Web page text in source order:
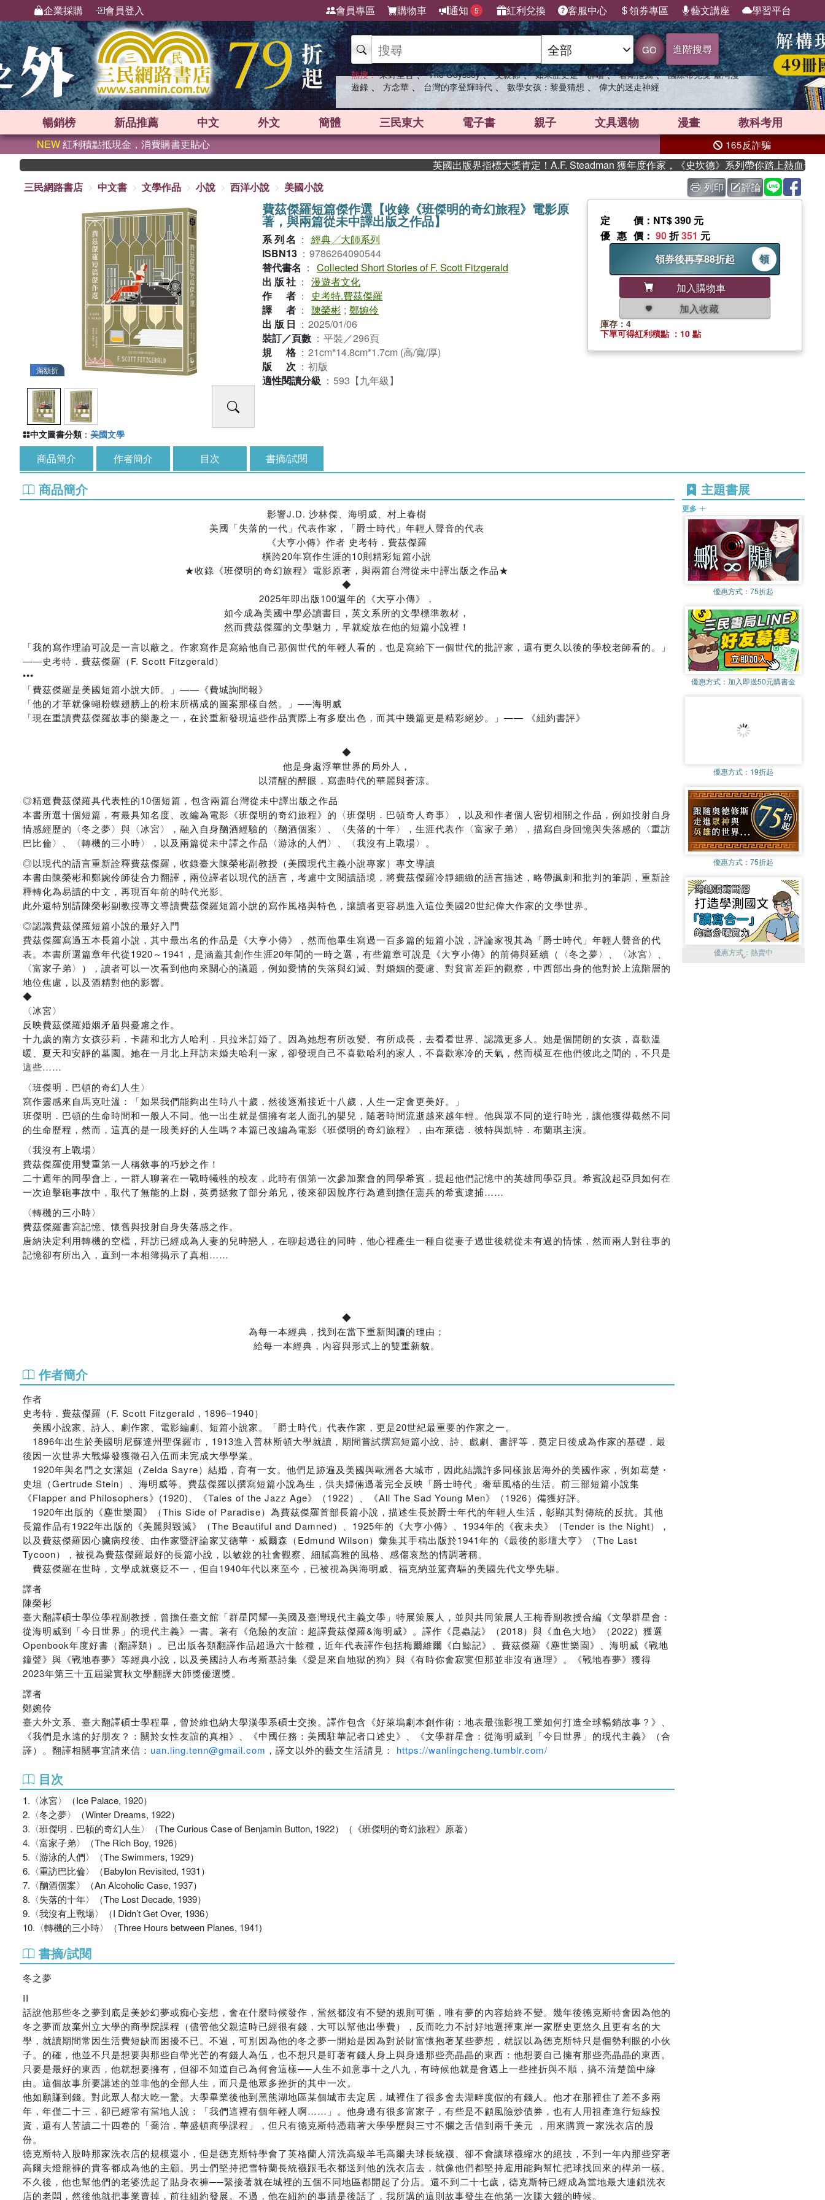
企業採購 會員登入 會員專區 購物車 通知 5 紅利兌換 客服中心 領券專區 藝文講座 學習平台
GO 進階搜尋
熱搜： 東野圭吾 、 The Odyssey 、 父親節 、 如果歷史是一群喵 、 暑期推薦 、 國際布克獎 臺灣漫
遊錄 、 方念華 、 台灣的李登輝時代 、 數學女孩：黎曼猜想 、 偉大的迷走神經
暢銷榜 新品推薦 中文 外文 簡體 三民東大 電子書 親子 文具選物 漫畫 教科考用
NEW紅利積點抵現金，消費購書更貼心 165反詐騙
英國出版界指標大獎肯定！A.F. Steadman 獲年度作家，《史坎德》系列帶你踏上熱血奇幻旅程
三民網路書店
中文書 文學作品 小說 西洋小說 美國小說 列印 評論
滿額折
費茲傑羅短篇傑作選【收錄《班傑明的奇幻旅程》電影原
著，與兩篇從未中譯出版之作品】
系列名 ： 經典╱大師系列
ISBN13 ： 9786264090544
替代書名 ： Collected Short Stories of F. Scott Fitzgerald
出版社 ： 漫遊者文化
作者 ：
史考特.費茲傑羅
譯者 ： 陳榮彬 ; 鄭婉伶
出版日 ： 2025/01/06
裝訂／頁數 ： 平裝／296頁
規格 ： 21cm*14.8cm*1.7cm (高/寬/厚)
版次 ： 初版
適性閱讀分級 ： 593【九年級】
定價 ：NT$ 390 元
優惠價 ： 90折351 元
領券後再享88折起
領
加入購物車
加入收藏
庫存：4
下單可得紅利積點 ：10 點
中文圖書分類 ： 美國文學
商品簡介 作者簡介 目次 書摘/試閱
商品簡介
影響J.D. 沙林傑、海明威、村上春樹
美國「失落的一代」代表作家，「爵士時代」年輕人聲音的代表
《大亨小傳》作者 史考特．費茲傑羅
橫跨20年寫作生涯的10則精彩短篇小說
★收錄《班傑明的奇幻旅程》電影原著，與兩篇台灣從未中譯出版之作品★
◆
2025年即出版100週年的《大亨小傳》，
如今成為美國中學必讀書目，英文系所的文學標準教材，
然而費茲傑羅的文學魅力，早就綻放在他的短篇小說裡！
「我的寫作理論可說是一言以蔽之。作家寫作是寫給他自己那個世代的年輕人看的，也是寫給下一個世代的批評家，還有更久以後的學校老師看的。」
——史考特．費茲傑羅（F. Scott Fitzgerald）
•••
「費茲傑羅是美國短篇小說大師。」——《費城詢問報》
「他的才華就像蝴粉蝶翅膀上的粉末所構成的圖案那樣自然。」──海明威
「現在重讀費茲傑羅故事的樂趣之一，在於重新發現這些作品實際上有多麼出色，而其中幾篇更是精彩絕妙。」—— 《紐約書評》
◆
他是身處浮華世界的局外人，
以清醒的醉眼，寫盡時代的華麗與蒼涼。
◎精選費茲傑羅具代表性的10個短篇，包含兩篇台灣從未中譯出版之作品
本書所選十個短篇，有最具知名度、改編為電影《班傑明的奇幻旅程》的〈班傑明．巴頓奇人奇事〉，以及和作者個人密切相關之作品，例如投射自身
情感經歷的〈冬之夢〉與〈冰宮〉，融入自身酗酒經驗的〈酗酒個案〉、〈失落的十年〉，生涯代表作〈富家子弟〉，描寫自身回憶與失落感的〈重訪
巴比倫〉、〈轉機的三小時〉，以及兩篇從未中譯之作品〈游泳的人們〉、〈我沒有上戰場〉。
◎以現代的語言重新詮釋費茲傑羅，收錄臺大陳榮彬副教授（美國現代主義小說專家）專文導讀
本書由陳榮彬和鄭婉伶師徒合力翻譯，兩位譯者以現代的語言，考慮中文閱讀語境，將費茲傑羅冷靜細緻的語言描述，略帶諷刺和批判的筆調，重新詮
釋轉化為易讀的中文，再現百年前的時代光影。
此外還特別請陳榮彬副教授專文導讀費茲傑羅短篇小說的寫作風格與特色，讓讀者更容易進入這位美國20世紀偉大作家的文學世界。
◎認識費茲傑羅短篇小說的最好入門
費茲傑羅寫過五本長篇小說，其中最出名的作品是《大亨小傳》，然而他畢生寫過一百多篇的短篇小說，評論家視其為「爵士時代」年輕人聲音的代
表。本書所選篇章年代從1920～1941，是涵蓋其創作生涯20年間的一時之選，有些篇章可說是《大亨小傳》的前傳與延續（〈冬之夢〉、〈冰宮〉、
〈富家子弟〉），讀者可以一次看到他向來關心的議題，例如愛情的失落與幻滅、對婚姻的憂慮、對貧富差距的觀察，中西部出身的他對於上流階層的
地位焦慮，以及酒精對他的影響。
◆
〈冰宮〉
反映費茲傑羅婚姻矛盾與憂慮之作。
十九歲的南方女孩莎莉．卡蘿和北方人哈利．貝拉米訂婚了。因為她想有所改變、有所成長，去看看世界、認識更多人。她是個開朗的女孩，喜歡溫
暖、夏天和安靜的墓園。她在一月北上拜訪未婚夫哈利一家，卻發現自己不喜歡哈利的家人，不喜歡寒冷的天氣，然而橫亙在他們彼此之間的，不只是
這些……
〈班傑明．巴頓的奇幻人生〉
寫作靈感來自馬克吐溫：「如果我們能夠出生時八十歲，然後逐漸接近十八歲，人生一定會更美好。」
班傑明．巴頓的生命時間和一般人不同。他一出生就是個擁有老人面孔的嬰兒，隨著時間流逝越來越年輕。他與眾不同的逆行時光，讓他獲得截然不同
的生命歷程，然而，這真的是一段美好的人生嗎？本篇已改編為電影《班傑明的奇幻旅程》，由布萊德．彼特與凱特．布蘭琪主演。
〈我沒有上戰場〉
費茲傑羅使用雙重第一人稱敘事的巧妙之作！
二十週年的同學會上，一群人聊著在一戰時犧牲的校友，此時有個第一次參加聚會的同學希賓，提起他們記憶中的英雄同學亞貝。希賓說起亞貝如何在
一次迫擊砲事故中，取代了無能的上尉，英勇拯救了部分弟兄，後來卻因脫序行為遭到擔任憲兵的希賓逮捕……
〈轉機的三小時〉
費茲傑羅書寫記憶、懷舊與投射自身失落感之作。
唐納決定利用轉機的空檔，拜訪已經成為人妻的兒時戀人，在聊起過往的同時，他心裡產生一種自從妻子過世後就從未有過的情愫，然而兩人對往事的
記憶卻有所出入，直到一本相簿揭示了真相……
◆
為每一本經典，找到在當下重新閱讀的理由；
給每一本經典，內容與形式上的雙重新貌。
作者簡介
作者
史考特．費茲傑羅（F. Scott Fitzgerald，1896–1940）
美國小說家、詩人、劇作家、電影編劇、短篇小說家。「爵士時代」代表作家，更是20世紀最重要的作家之一。
1896年出生於美國明尼蘇達州聖保羅市，1913進入普林斯頓大學就讀，期間嘗試撰寫短篇小說、詩、戲劇、書評等，奠定日後成為作家的基礎，最
後因一次世界大戰爆發獲徵召入伍而未完成大學學業。
1920年與名門之女潔妲（Zelda Sayre）結婚，育有一女。他們足跡遍及美國與歐洲各大城市，因此結識許多同樣旅居海外的美國作家，例如葛楚・
史坦（Gertrude Stein）、海明威等。費茲傑羅以撰寫短篇小說為生，供夫婦倆過著完全反映「爵士時代」奢華風格的生活。前三部短篇小說集
《Flapper and Philosophers》(1920)、《Tales of the Jazz Age》（1922）、《All The Sad Young Men》（1926）備獲好評。
1920年出版的《塵世樂園》（This Side of Paradise）為費茲傑羅首部長篇小說，描述生長於爵士年代的年輕人生活，彰顯其對傳統的反抗。其他
長篇作品有1922年出版的《美麗與毀滅》（The Beautiful and Damned）、1925年的《大亨小傳》、1934年的《夜未央》（Tender is the Night），
以及費茲傑羅因心臟病歿後、由作家暨評論家艾德華・威爾森（Edmund Wilson）彙集其手稿出版於1941年的《最後的影壇大亨》（The Last
Tycoon），被視為費茲傑羅最好的長篇小說，以敏銳的社會觀察、細膩高雅的風格、感傷哀愁的情調著稱。
費茲傑羅在世時，文學成就褒貶不一，但自1940年代以來至今，已被視為與海明威、福克納並駕齊驅的美國先代文學先驅。
譯者
陳榮彬
臺大翻譯碩士學位學程副教授，曾擔任臺文館「群星閃耀—美國及臺灣現代主義文學」特展策展人，並與共同策展人王梅香副教授合編《文學群星會：
從海明威到「今日世界」的現代主義》一書。著有《危險的友誼：超譯費茲傑羅&海明威》。譯作《昆蟲誌》（2018）與《血色大地》（2022）獲選
Openbook年度好書（翻譯類）。已出版各類翻譯作品超過六十餘種，近年代表譯作包括梅爾維爾《白鯨記》、費茲傑羅《塵世樂園》、海明威《戰地
鐘聲》與《戰地春夢》等經典小說，以及美國詩人布考斯基詩集《愛是來自地獄的狗》與《有時你會寂寞但那並非沒有道理》。《戰地春夢》獲得
2023年第三十五屆梁實秋文學翻譯大師獎優選獎。
譯者
鄭婉伶
臺大外文系、臺大翻譯碩士學程畢，曾於維也納大學漢學系碩士交換。譯作包含《好萊塢劇本創作術：地表最強影視工業如何打造全球暢銷故事？》、
《我們是永遠的好朋友？：關於女性友誼的真相》、《中國任務：美國駐華記者口述史》、《文學群星會：從海明威到「今日世界」的現代主義》（合
譯）。翻譯相關事宜請來信： uan.ling.tenn@gmail.com ，譯文以外的藝文生活請見： https://wanlingcheng.tumblr.com/
目次
1.〈冰宮〉（Ice Palace, 1920）
2.〈冬之夢〉（Winter Dreams, 1922）
3.〈班傑明．巴頓的奇幻人生〉（The Curious Case of Benjamin Button, 1922）（《班傑明的奇幻旅程》原著）
4.〈富家子弟〉（The Rich Boy, 1926）
5.〈游泳的人們〉（The Swimmers, 1929）
6.〈重訪巴比倫〉（Babylon Revisited, 1931）
7.〈酗酒個案〉（An Alcoholic Case, 1937）
8.〈失落的十年〉（The Lost Decade, 1939）
9.〈我沒有上戰場〉（I Didn’t Get Over, 1936）
10.〈轉機的三小時〉（Three Hours between Planes, 1941)
書摘/試閱
冬之夢
II
話說他那些冬之夢到底是美妙幻夢或痴心妄想，會在什麼時候發作，當然都沒有不變的規則可循，唯有夢的內容始終不變。幾年後德克斯特會因為他的
冬之夢而放棄州立大學的商學院課程（儘管他父親這時已經很有錢，大可以幫他出學費），反而吃力不討好地選擇東岸一家歷史更悠久且更有名的大
學，就讀期間常因生活費短缺而困擾不已。不過，可別因為他的冬之夢一開始是因為對於財富懷抱著某些夢想，就誤以為德克斯特只是個勢利眼的小伙
子。的確，他並不只是想要與那些自帶光芒的有錢人為伍，也不想只是盯著有錢人身上與身邊那些亮晶晶的東西：他想要自己擁有那些亮晶晶的東西。
只要是最好的東西，他就想要擁有，但卻不知道自己為何會這樣──人生不如意事十之八九，有時候他就是會遇上一些挫折與不順，搞不清楚箇中緣
由。這個故事所要講述的並非他的全部人生，而只是他眾多挫折的其中一次。
他如願賺到錢。對此眾人都大吃一驚。大學畢業後他到黑熊湖地區某個城市去定居，城裡住了很多會去湖畔度假的有錢人。他才在那裡住了差不多兩
年，年僅二十三，卻已經常有當地人說：「我們這裡有個年輕人啊……」。他身邊有很多富家子，有些是不顧風險炒債券，也有人用祖產進行短線投
資，還有人苦讀二十四卷的「喬治．華盛頓商學課程」，但只有德克斯特憑藉著大學學歷與三寸不爛之舌借到兩千美元 ，用來購買一家洗衣店的股
份。
德克斯特入股時那家洗衣店的規模還小，但是德克斯特學會了英格蘭人清洗高級羊毛高爾夫球長統襪、卻不會讓球襪縮水的絕技，不到一年內那些穿著
高爾夫燈籠褲的貴客都成為他的主顧。男士們堅持把雪特蘭長統襪跟毛衣都送到他的洗衣店去，就像他們都堅持雇用能夠幫忙把球找回來的桿弟一樣。
不久後，他也幫他們的老婆洗起了貼身衣褲──緊接著就在城裡的五個不同地區都開起了分店。還不到二十七歲，德克斯特已經成為當地最大連鎖洗衣
店的老闆，然後他就把事業賣掉，前往紐約發展。不過，他在紐約的事蹟是後話了，我所講的這則故事發生在他第一次賺大錢的時候。
主題書展
更多
優惠方式： 75折起
優惠方式： 加入即送50元購書金
優惠方式： 19折起
優惠方式： 75折起
優惠方式： 熱賣中